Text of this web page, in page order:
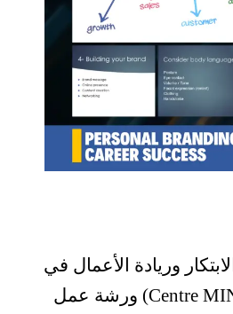
وريادة الأعمال في
الجامعة اللبنانية (Centre MINE) ورشة عمل